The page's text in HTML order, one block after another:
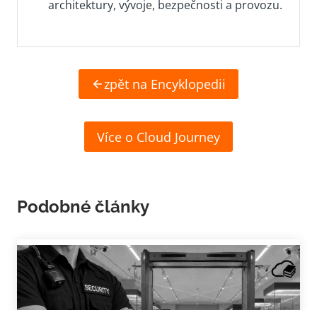
architektury, vývoje, bezpečnosti a provozu.
zpět na Encyklopedii
Více o Cloud Journey
Podobné články